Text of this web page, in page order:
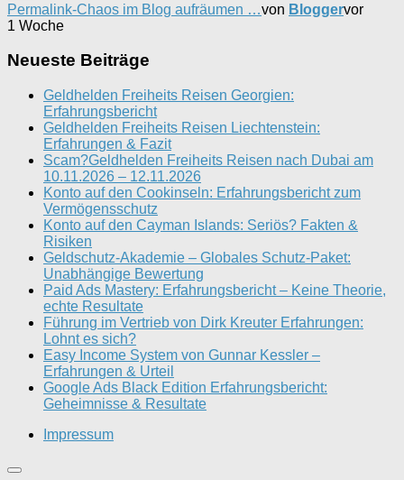
Permalink-Chaos im Blog aufräumen …von Bloggervor
1 Woche
Neueste Beiträge
Geldhelden Freiheits Reisen Georgien:
Erfahrungsbericht
Geldhelden Freiheits Reisen Liechtenstein:
Erfahrungen & Fazit
Scam?Geldhelden Freiheits Reisen nach Dubai am
10.11.2026 – 12.11.2026
Konto auf den Cookinseln: Erfahrungsbericht zum
Vermögensschutz
Konto auf den Cayman Islands: Seriös? Fakten &
Risiken
Geldschutz-Akademie – Globales Schutz-Paket:
Unabhängige Bewertung
Paid Ads Mastery: Erfahrungsbericht – Keine Theorie,
echte Resultate
Führung im Vertrieb von Dirk Kreuter Erfahrungen:
Lohnt es sich?
Easy Income System von Gunnar Kessler –
Erfahrungen & Urteil
Google Ads Black Edition Erfahrungsbericht:
Geheimnisse & Resultate
Impressum